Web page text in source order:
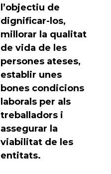
l’objectiu de
dignificar-los,
millorar la qualitat
de vida de les
persones ateses,
establir unes
bones condicions
laborals per als
treballadors i
assegurar la
viabilitat de les
entitats.